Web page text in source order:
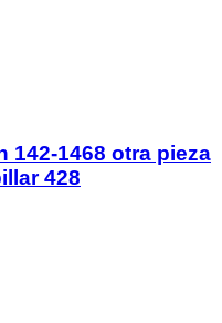
142-1468 otra pieza
428